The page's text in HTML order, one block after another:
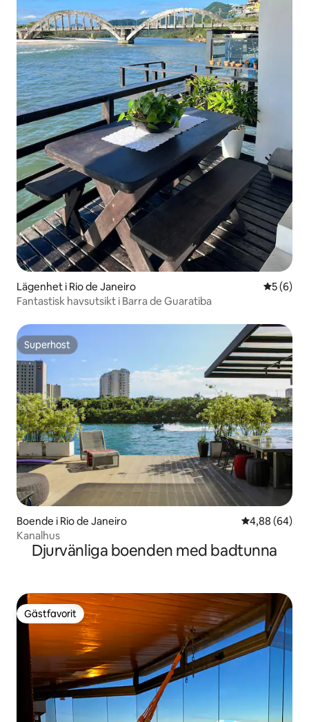
Lägenhet i Rio de Janeiro 5 av 5 i
5 (6)
Fantastisk havsutsikt i Barra de Guaratiba
Superhost
Superhost
Boende i Rio de Janeiro 4,88 av 5 i
4,88 (64)
Kanalhus
Djurvänliga boenden med badtunna
Gästfavorit
Gästfavorit